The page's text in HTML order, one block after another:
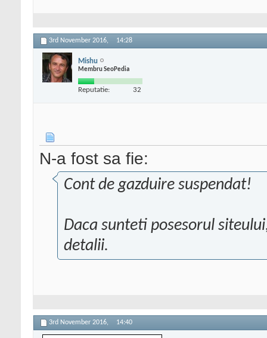
3rd November 2016, 14:28
Mishu
Membru SeoPedia
Reputatie: 32
N-a fost sa fie:
Cont de gazduire suspendat!
Daca sunteti posesorul
detalii.
3rd November 2016, 14:40